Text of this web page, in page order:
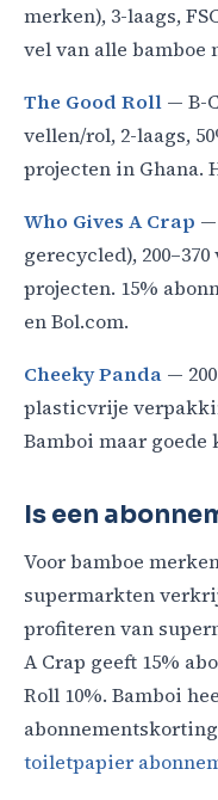
merken), 3-laags,
vel van alle bamboe
The Good Roll — B-
vellen/rol, 2-laags,
projecten in Ghana.
Who Gives A Crap —
gerecycled),
projecten. 15%
en Bol.com.
Cheeky Panda —
plasticvrije
Bamboi maar
Is een
Voor bamboe
supermarkten
profiteren van
A Crap geeft 15%
Roll 10%. Bamboi
toiletpapier